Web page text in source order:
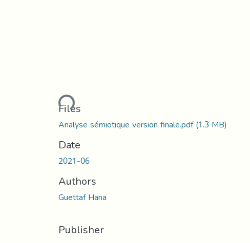
Loading...
Files
Analyse sémiotique version finale.pdf(1.3 MB)
Date
2021-06
Authors
Guettaf Hana
Publisher